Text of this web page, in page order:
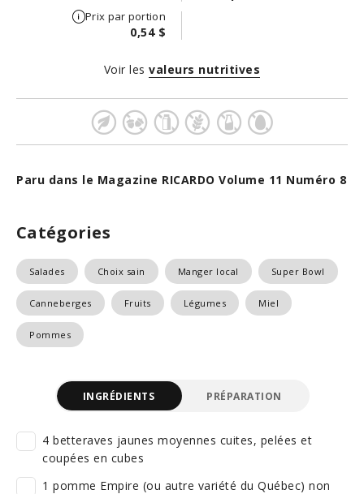
Prix par portion
0,54 $
Paru dans le Magazine RICARDO Volume 11 Numéro 8
Voir les valeurs nutritives
Catégories
Salades Choix sain Manger local Super Bowl
Canneberges Fruits Légumes Miel
Pommes
INGRÉDIENTS PRÉPARATION
4 betteraves jaunes moyennes cuites, pelées et
coupées en cubes
1 pomme Empire (ou autre variété du Québec) non